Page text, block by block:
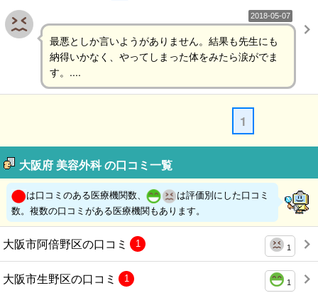
2018-05-07
最悪としか言いようがありません。結果も先生にも
納得いかなく、やってしまった体をみたら涙がでま
す。....
1
大阪府 美容外科 の口コミ一覧
は口コミのある医療機関数、
は評価別にした口コミ
数。複数の口コミがある医療機関もあります。
大阪市阿倍野区の口コミ 1
1
大阪市生野区の口コミ 1
1